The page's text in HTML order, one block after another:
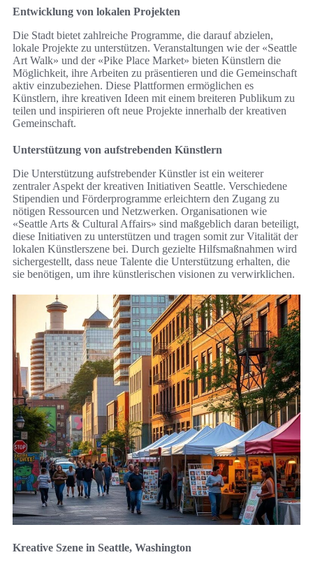
Entwicklung von lokalen Projekten
Die Stadt bietet zahlreiche Programme, die darauf abzielen,
lokale Projekte zu unterstützen. Veranstaltungen wie der «Seattle
Art Walk» und der «Pike Place Market» bieten Künstlern die
Möglichkeit, ihre Arbeiten zu präsentieren und die Gemeinschaft
aktiv einzubeziehen. Diese Plattformen ermöglichen es
Künstlern, ihre kreativen Ideen mit einem breiteren Publikum zu
teilen und inspirieren oft neue Projekte innerhalb der kreativen
Gemeinschaft.
Unterstützung von aufstrebenden Künstlern
Die Unterstützung aufstrebender Künstler ist ein weiterer
zentraler Aspekt der kreativen Initiativen Seattle. Verschiedene
Stipendien und Förderprogramme erleichtern den Zugang zu
nötigen Ressourcen und Netzwerken. Organisationen wie
«Seattle Arts & Cultural Affairs» sind maßgeblich daran beteiligt,
diese Initiativen zu unterstützen und tragen somit zur Vitalität der
lokalen Künstlerszene bei. Durch gezielte Hilfsmaßnahmen wird
sichergestellt, dass neue Talente die Unterstützung erhalten, die
sie benötigen, um ihre künstlerischen visionen zu verwirklichen.
Kreative Szene in Seattle, Washington